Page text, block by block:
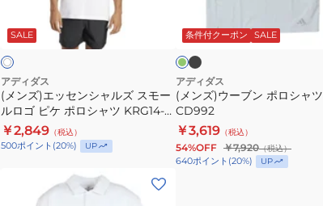
ャ
ル
ズ
ス
モ
ー
SALE
アディダス
(メンズ)エッセンシャルズ スモー
ルロゴ ピケ ポロシャツ KRG14-
JE9020
￥2,849 （税込）
500ポイント (20%) UP
ロ
シ
ャ
ツ
CD992
条件付クーポン SALE
ミ
ン
ト
ラ
ッ
ク
アディダス
(メンズ)ウーブン ポロシャツ
CD992
￥3,619 （税込）
54%OFF ￥7,920（税込）
640ポイント (20%) UP
ー
ジ